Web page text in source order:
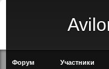
Форум Участники